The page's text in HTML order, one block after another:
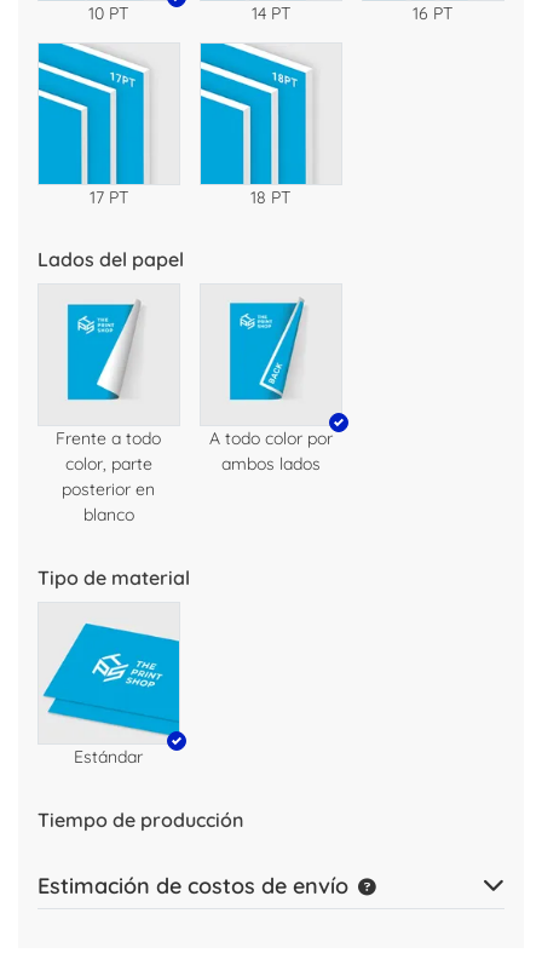
10 PT 14 PT 16 PT
17 PT 18 PT
Lados del papel
Frente a todo
color, parte
posterior en
blanco
A todo color por
ambos lados
Tipo de material
Estándar
Tiempo de producción
Estimación de costos de envío